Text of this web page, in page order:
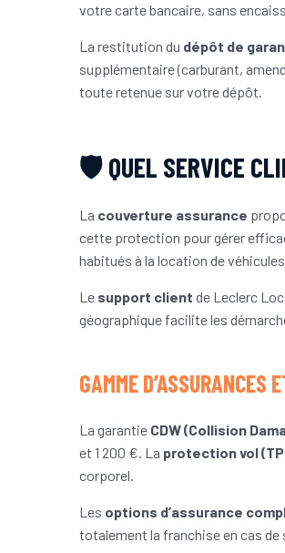
votre carte bancaire, sans
La restitution du dépôt de
supplémentaire (carburant,
toute retenue sur votre dépôt.
🛡️ QUEL SERVICE
La couverture assurance
cette protection pour gérer
habitués à la location de
Le support client de Leclerc
géographique facilite les
GAMME D’ASSURANCES
La garantie CDW (Collision
et 1 200 €. La protection vol
corporel.
Les options d’assurance
totalement la franchise en cas